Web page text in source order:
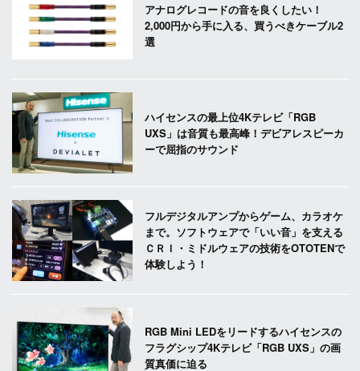
アナログレコードの音を良くしたい！
2,000円から手に入る、買うべきケーブル2
選
ハイセンスの最上位4Kテレビ「RGB
UXS」は音質も最高峰！デビアレスピーカ
ーで屈指のサウンド
フルデジタルアンプからゲーム、カラオケ
まで。ソフトウェアで「いい音」を支える
ＣＲＩ・ミドルウェアの技術をOTOTENで
体験しよう！
RGB Mini LEDをリードするハイセンスの
フラグシップ4Kテレビ「RGB UXS」の画
質真価に迫る